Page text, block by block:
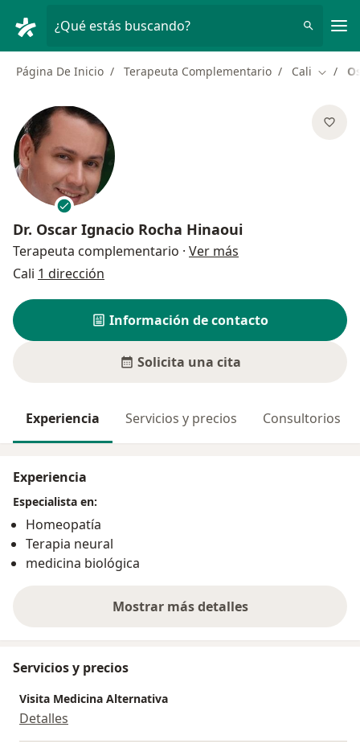
¿Qué estás buscando?
Página De Inicio Terapeuta Complementario Cali
Dr. Oscar Ignacio Rocha Hinaoui
Terapeuta complementario · Ver más
Cali 1 dirección
Información de contacto
Solicita una cita
Experiencia Servicios y precios Consultorios
Experiencia
Especialista en:
Homeopatía
Terapia neural
medicina biológica
Mostrar más detalles
sobre la experiencia
Servicios y precios
Visita Medicina Alternativa
Detalles